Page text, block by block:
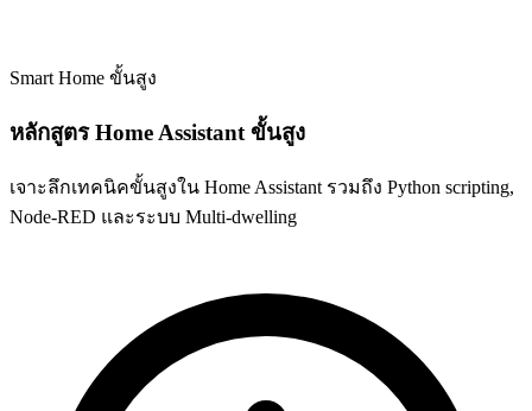
Smart Home ขั้นสูง
หลักสูตร Home Assistant ขั้นสูง
เจาะลึกเทคนิคขั้นสูงใน Home Assistant รวมถึง Python scripting,
Node-RED และระบบ Multi-dwelling